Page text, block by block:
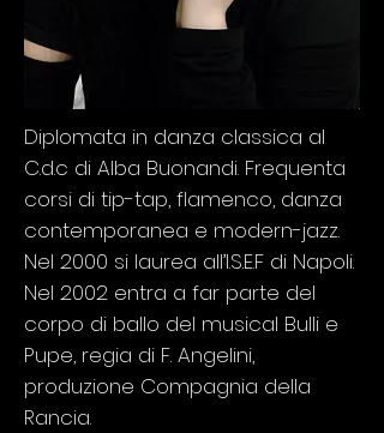
Diplomata in danza classica al
C.d.c di Alba Buonandi. Frequenta
corsi di tip-tap, flamenco, danza
contemporanea e modern-jazz.
Nel 2000 si laurea all’I.S.E.F di Napoli.
Nel 2002 entra a far parte del
corpo di ballo del musical Bulli e
Pupe, regia di F. Angelini,
produzione Compagnia della
Rancia.